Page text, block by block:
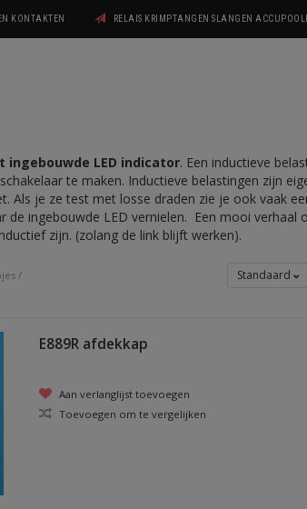
KONTAKTEN RELAIS KRIMPTANGEN SLANGEN
LED indicator. Een inductieve
te maken. Inductieve belastingen zijn
Als je ze test met losse draden zie je ook vaak
de ingebouwde LED vernielen. Een mooi verhaal
zijn. (zolang de link blijft werken).
/ Standaard
E889R afdekkap
Aan verlanglijst toevoegen
Toevoegen om te vergelijken